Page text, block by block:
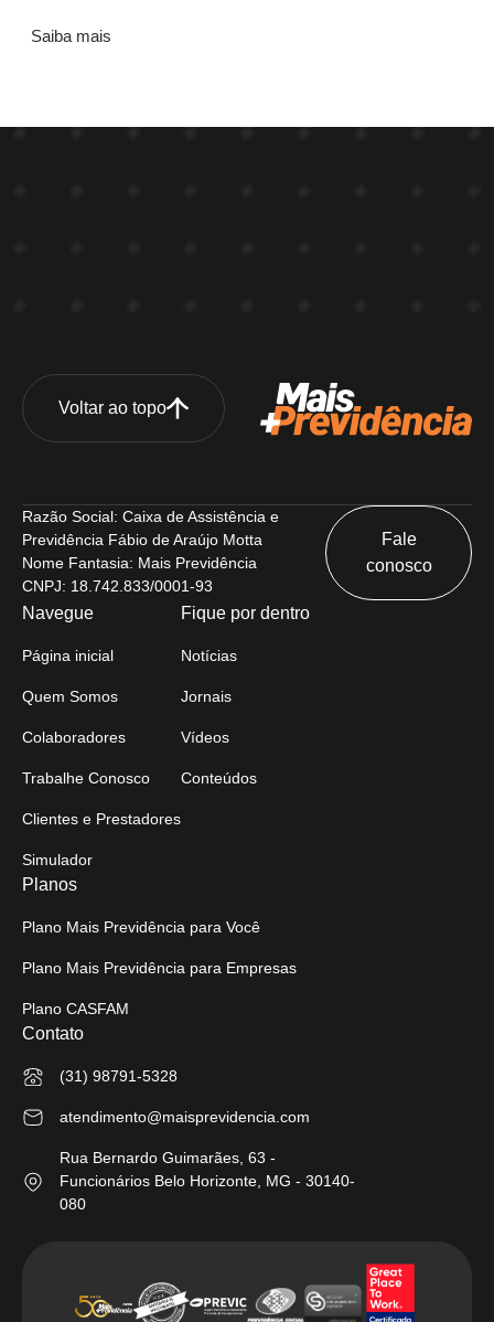
Saiba mais
Voltar ao topo
Razão Social: Caixa de Assistência e
Previdência Fábio de Araújo Motta
Nome Fantasia: Mais Previdência
CNPJ: 18.742.833/0001-93
Fale
conosco
Navegue
Página inicial
Quem Somos
Colaboradores
Trabalhe Conosco
Clientes e Prestadores
Simulador
Fique por dentro
Notícias
Jornais
Vídeos
Conteúdos
Planos
Plano Mais Previdência para Você
Plano Mais Previdência para Empresas
Plano CASFAM
Contato
(31) 98791-5328
atendimento@maisprevidencia.com
Rua Bernardo Guimarães, 63 -
Funcionários Belo Horizonte, MG - 30140-
080